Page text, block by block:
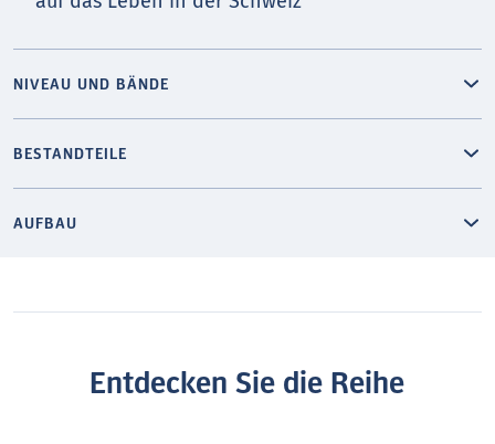
NIVEAU UND BÄNDE
BESTANDTEILE
AUFBAU
Entdecken Sie die Reihe